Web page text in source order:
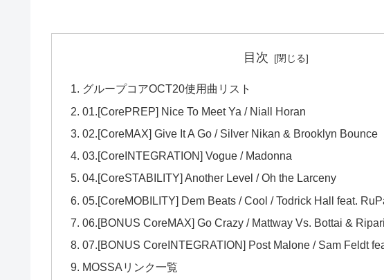
目次
グループコアOCT20使用曲リスト
01.[CorePREP] Nice To Meet Ya / Niall Horan
02.[CoreMAX] Give It A Go / Silver Nikan & Brooklyn Bounce
03.[CoreINTEGRATION] Vogue / Madonna
04.[CoreSTABILITY] Another Level / Oh the Larceny
05.[CoreMOBILITY] Dem Beats / Cool / Todrick Hall feat.
06.[BONUS CoreMAX] Go Crazy / Mattway Vs. Bottai &
07.[BONUS CoreINTEGRATION] Post Malone / Sam Feldt
MOSSAリンク一覧